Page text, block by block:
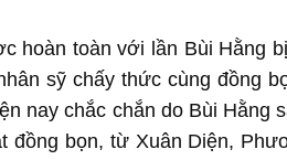
hoàn toàn với lần Bùi Hằng
sỹ chấy thức cùng đồng
nay chắc chắn do Bùi Hằng
đồng bọn, từ Xuân Diện,